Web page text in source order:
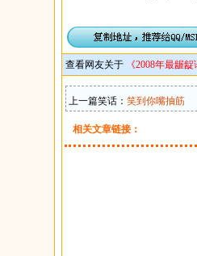
查看网友关于 《2008年最龌
上一篇笑话： 笑到你嘴抽筋
相关文章链接：